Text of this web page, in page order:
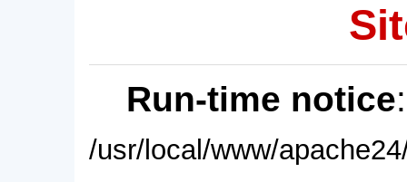
Run-time notice
/usr/local/www/